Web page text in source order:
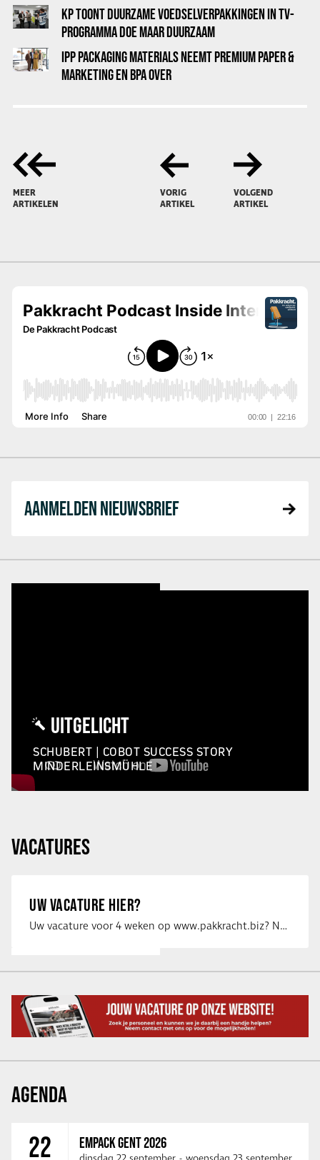
KP TOONT DUURZAME VOEDSELVERPAKKINGEN IN TV-
PROGRAMMA DOE MAAR DUURZAAM
IPP PACKAGING MATERIALS NEEMT PREMIUM PAPER &
MARKETING EN BPA OVER
MEER
ARTIKELEN
VORIG
ARTIKEL
VOLGEND
ARTIKEL
AANMELDEN NIEUWSBRIEF
UITGELICHT
SCHUBERT | COBOT SUCCESS STORY
MINDERLEINSMÜHLE
VACATURES
UW VACATURE HIER?
Uw vacature voor 4 weken op www.pakkracht.biz? Neem dan contact op met Yannick van …
AGENDA
22 EMPACK GENT 2026